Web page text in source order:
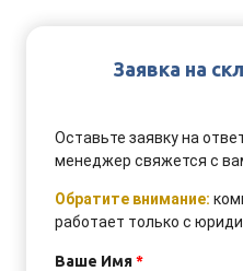
Заявка на
Оставьте заявку на
менеджер свяжется с
Обратите внимание:
работает только с
Ваше Имя*